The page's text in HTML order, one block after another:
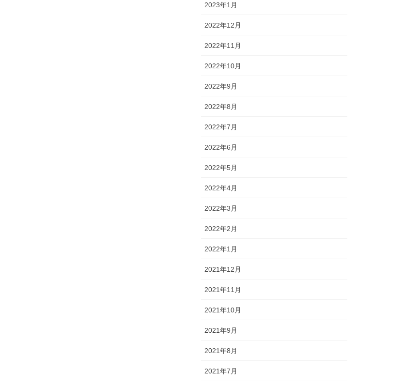
2023年1月
2022年12月
2022年11月
2022年10月
2022年9月
2022年8月
2022年7月
2022年6月
2022年5月
2022年4月
2022年3月
2022年2月
2022年1月
2021年12月
2021年11月
2021年10月
2021年9月
2021年8月
2021年7月